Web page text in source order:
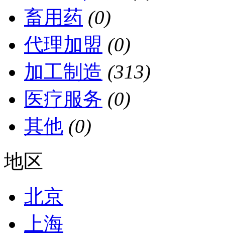
畜用药 (0)
代理加盟 (0)
加工制造 (313)
医疗服务 (0)
其他 (0)
地区
北京
上海